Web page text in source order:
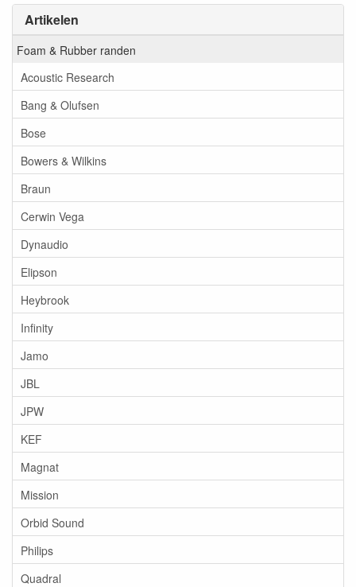
Artikelen
Foam & Rubber randen
Acoustic Research
Bang & Olufsen
Bose
Bowers & Wilkins
Braun
Cerwin Vega
Dynaudio
Elipson
Heybrook
Infinity
Jamo
JBL
JPW
KEF
Magnat
Mission
Orbid Sound
Philips
Quadral